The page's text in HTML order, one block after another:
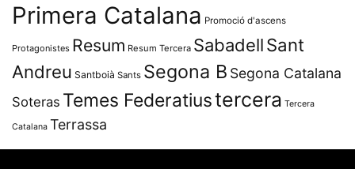
Primera Catalana Promoció d'ascens
Protagonistes Resum Resum Tercera SabadellSant
Andreu Santboià Sants Segona B Segona Catalana
Soteras Temes Federatiustercera Tercera
Catalana Terrassa